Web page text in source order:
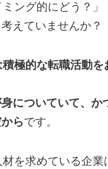
ミング的にどう？」
えていませんか？
積極的な転職活動を
についていて、か
らです。
を求めている企業